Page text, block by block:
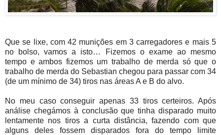
Que se lixe, com 42 munições em 3 carregadores e mais 5
no bolso, vamos a isto… Fizemos o exame ao mesmo
tempo e ambos fizemos um trabalho de merda só que o
trabalho de merda do Sebastian chegou para passar com 34
(de um mínimo de 34) tiros nas áreas A e B do alvo.
No meu caso conseguir apenas 33 tiros certeiros. Após
análise chegámos à conclusão que tinha disparado muito
lentamente nos tiros a curta distância, fazendo com que
alguns deles fossem disparados fora do tempo limite